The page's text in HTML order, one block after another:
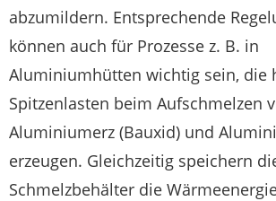
abzumildern. Entsprechende
können auch für Prozesse z. B. in
Aluminiumhütten wichtig sein, die
Spitzenlasten beim Aufschmelzen
Aluminiumerz (Bauxid) und
erzeugen. Gleichzeitig speichern
Schmelzbehälter die